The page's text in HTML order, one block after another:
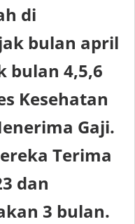
di
bulan april
bulan 4,5,6
Kesehatan
Gaji.
Terima
dan
3 bulan.